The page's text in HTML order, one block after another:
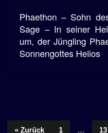
Phaethon – Sohn
Sage – In seiner
um, der Jüngling
Sonnengottes Helios
« Zurück 1 … 13